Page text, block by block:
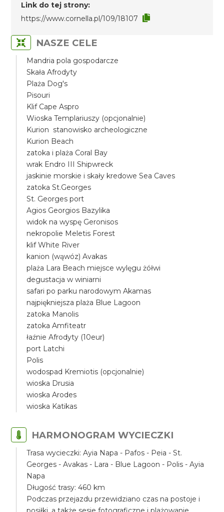
Link do tej strony:
https://www.cornella.pl/109/18107
NASZE CELE
Mandria pola gospodarcze
Skała Afrodyty
Plaża Dog's
Pisouri
Klif Cape Aspro
Wioska Templariuszy (opcjonalnie)
Kurion stanowisko archeologiczne
Kurion Beach
zatoka i plaża Coral Bay
wrak Endro III Shipwreck
jaskinie morskie i skały kredowe Sea Caves
zatoka St.Georges
St. Georges port
Agios Georgios Bazylika
widok na wyspę Geronisos
nekropolie Meletis Forest
klif White River
kanion (wąwóz) Avakas
plaża Lara Beach miejsce wylęgu żółwi
degustacja w winiarni
safari po parku narodowym Akamas
najpiękniejsza plaża Blue Lagoon
zatoka Manolis
zatoka Amfiteatr
łaźnie Afrodyty (10eur)
port Latchi
Polis
wodospad Kremiotis (opcjonalnie)
wioska Drusia
wioska Arodes
wioska Katikas
HARMONOGRAM WYCIECZKI
Trasa wycieczki: Ayia Napa - Pafos - Peia - St.
Georges - Avakas - Lara - Blue Lagoon - Polis - Ayia
Napa
Długość trasy: 460 km
Podczas przejazdu przewidziano czas na postoje i